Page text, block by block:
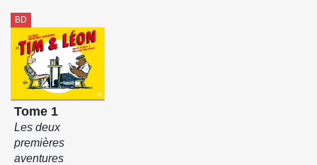
BD
Tome 1
Les deux
premières
aventures